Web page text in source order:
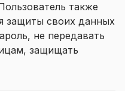
также
защиты своих данных
не передавать
защищать